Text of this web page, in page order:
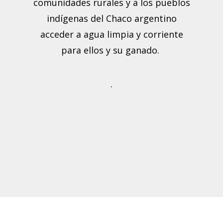
comunidades rurales y a los pueblos
indígenas del Chaco argentino
acceder a agua limpia y corriente
para ellos y su ganado.
.